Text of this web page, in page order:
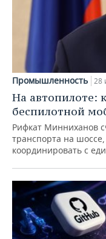
Промышленность 28
На автопилоте:
беспилотной
Рифкат Минниханов
транспорта на
координировать с